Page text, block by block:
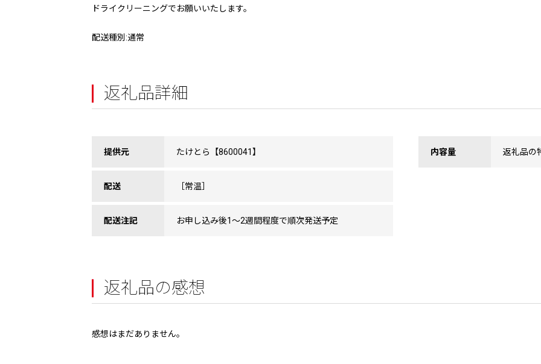
ドライクリーニングでお願いいたします。
配送種別:通常
返礼品詳細
提供元 たけとら【8600041】
配送 ［常温］
配送注記 お申し込み後1〜2週間程度で順次発送予定
内容量 返礼品の
返礼品の感想
感想はまだありません。